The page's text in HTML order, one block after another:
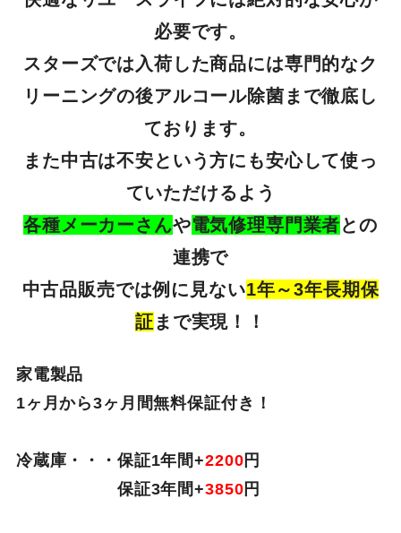
必要です。
スターズでは入荷した商品には専門的なク
リーニングの後アルコール除菌まで徹底し
ております。
また中古は不安という方にも安心して使っ
ていただけるよう
各種メーカーさんや電気修理専門業者との
連携で
中古品販売では例に見ない1年～3年長期保
証 まで実現！！
家電製品
1ヶ月から3ヶ月間無料保証付き！
冷蔵庫・・・保証1年間+2200 円
保証3年間+3850 円